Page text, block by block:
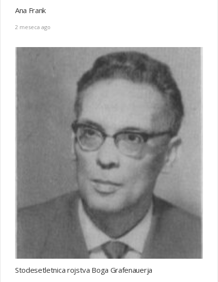
Ana Frank
2 meseca ago
Stodesetletnica rojstva Boga Grafenauerja